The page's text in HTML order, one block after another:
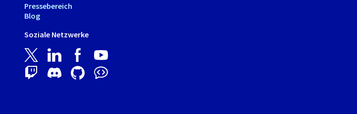
Pressebereich
Blog
Soziale Netzwerke